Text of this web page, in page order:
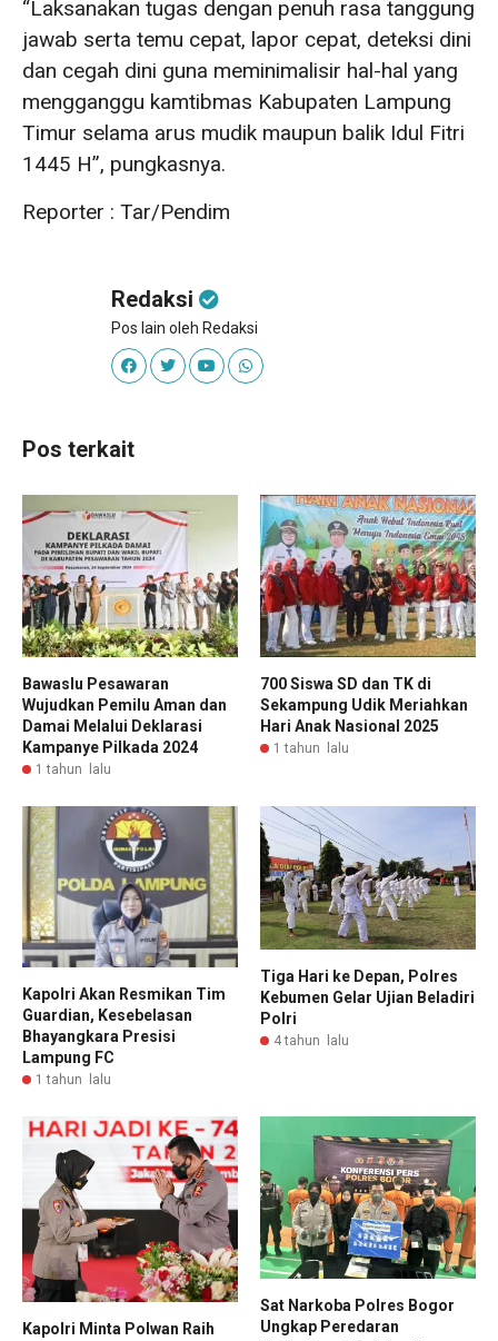
“Laksanakan tugas dengan penuh rasa tanggung
jawab serta temu cepat, lapor cepat, deteksi dini
dan cegah dini guna meminimalisir hal-hal yang
mengganggu kamtibmas Kabupaten Lampung
Timur selama arus mudik maupun balik Idul Fitri
1445 H”, pungkasnya.
Reporter : Tar/Pendim
Redaksi
Pos lain oleh Redaksi
Pos terkait
Bawaslu Pesawaran
Wujudkan Pemilu Aman dan
Damai Melalui Deklarasi
Kampanye Pilkada 2024
1 tahun lalu
700 Siswa SD dan TK di
Sekampung Udik Meriahkan
Hari Anak Nasional 2025
1 tahun lalu
Kapolri Akan Resmikan Tim
Guardian, Kesebelasan
Bhayangkara Presisi
Lampung FC
1 tahun lalu
Tiga Hari ke Depan, Polres
Kebumen Gelar Ujian Beladiri
Polri
4 tahun lalu
Kapolri Minta Polwan Raih
Sat Narkoba Polres Bogor
Ungkap Peredaran